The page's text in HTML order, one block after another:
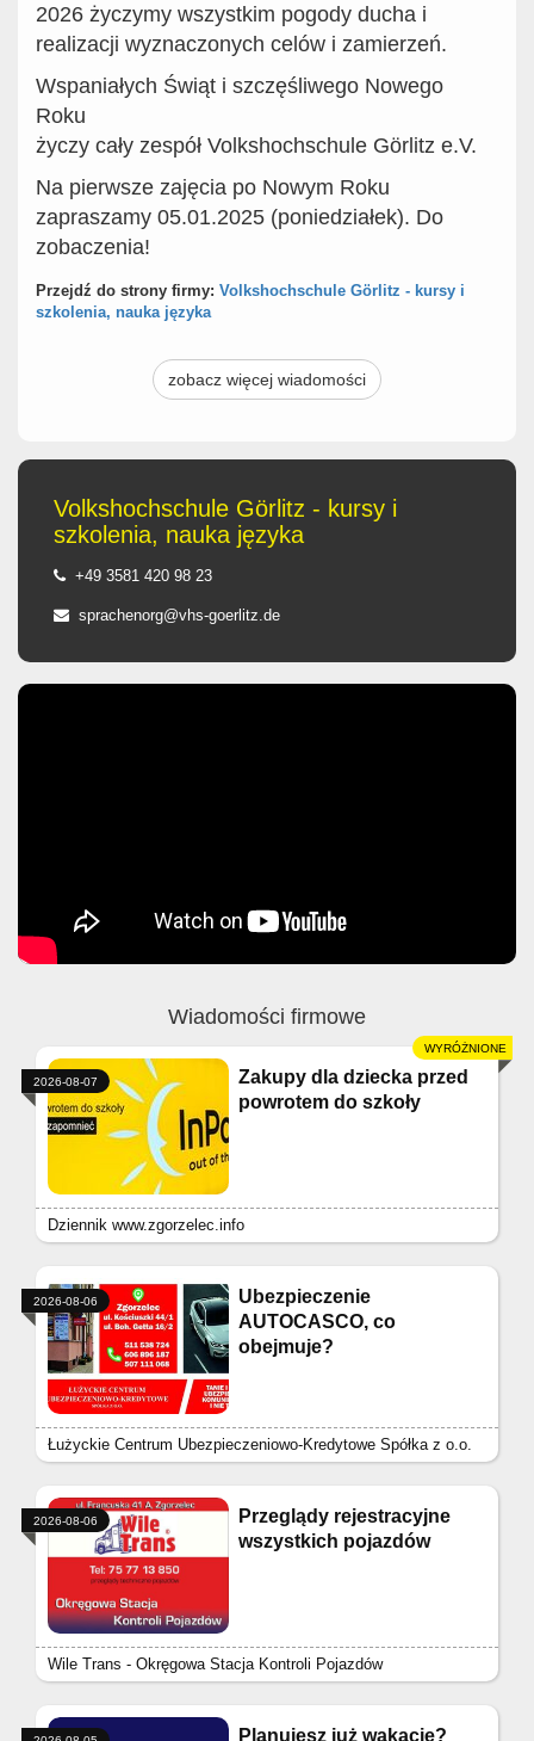
2026 życzymy wszystkim pogody ducha i
realizacji wyznaczonych celów i zamierzeń.
Wspaniałych Świąt i szczęśliwego Nowego
Roku
życzy cały zespół Volkshochschule Görlitz e.V.
Na pierwsze zajęcia po Nowym Roku
zapraszamy 05.01.2025 (poniedziałek). Do
zobaczenia!
Przejdź do strony firmy: Volkshochschule Görlitz - kursy i
szkolenia, nauka języka
zobacz więcej wiadomości
Volkshochschule Görlitz - kursy i
szkolenia, nauka języka
+49 3581 420 98 23
sprachenorg@vhs-goerlitz.de
Wiadomości firmowe
Zakupy dla dziecka przed
powrotem do szkoły
Dziennik www.zgorzelec.info
2026-08-07
Ubezpieczenie
AUTOCASCO, co
obejmuje?
Łużyckie Centrum Ubezpieczeniowo-Kredytowe Spółka z o.o.
2026-08-06
Przeglądy rejestracyjne
wszystkich pojazdów
Wile Trans - Okręgowa Stacja Kontroli Pojazdów
2026-08-06
Planujesz już wakacje?